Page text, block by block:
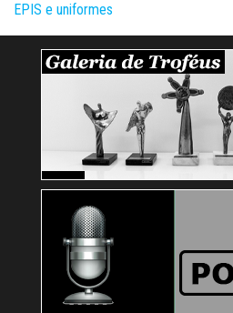
EPIS e uniformes